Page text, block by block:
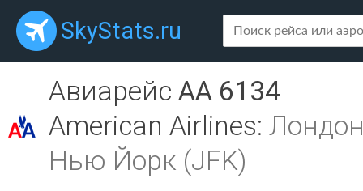
SkyStats.ru
Авиарейс AA 6134
American Airlines:
Нью Йорк (JFK)